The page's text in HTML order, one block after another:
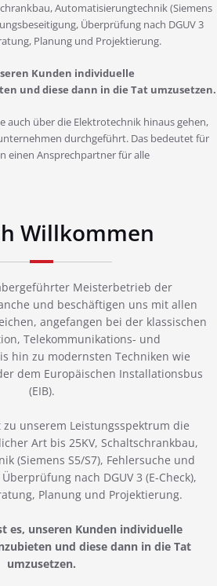
Automatisierungtechnik (Siemens
Überprüfung nach DGUV 3
Planung und Projektierung.
Kunden individuelle
und diese dann in die Tat umzusetzen.
auch über die Elektrotechnik hinaus gehen,
durchgeführt. Das bedeutet für
einen Ansprechpartner für alle
Willkommen
Meisterbetrieb der
und beschäftigen uns mit allen
angefangen bei der klassischen
Telekommunikations- und
hin zu modernsten Techniken wie
dem Europäischen Installationsbus
(EIB).
unserem Leistungsspektrum die
Art bis 25KV, Schaltschrankbau,
(Siemens S5/S7), Fehlersuche und
nach DGUV 3 (E-Check),
Planung und Projektierung.
es, unseren Kunden individuelle
und diese dann in die Tat
umzusetzen.